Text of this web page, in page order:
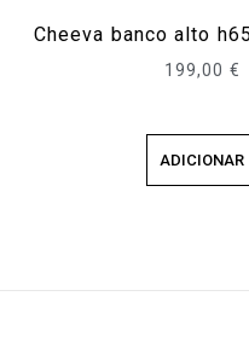
Cheeva banco alto
199,00 €
ADICIONAR